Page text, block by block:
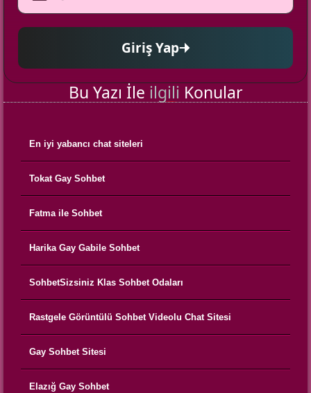
Giriş Yap
Bu Yazı İle ilgili Konular
En iyi yabancı chat siteleri
Tokat Gay Sohbet
Fatma ile Sohbet
Harika Gay Gabile Sohbet
SohbetSizsiniz Klas Sohbet Odaları
Rastgele Görüntülü Sohbet Videolu Chat Sitesi
Gay Sohbet Sitesi
Elazığ Gay Sohbet